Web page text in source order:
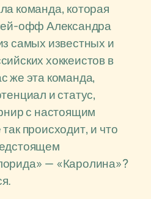
команда, которая
офф Александра
самых известных и
хоккеистов в
же эта команда,
и статус,
с настоящим
происходит, и что
— «Каролина»?